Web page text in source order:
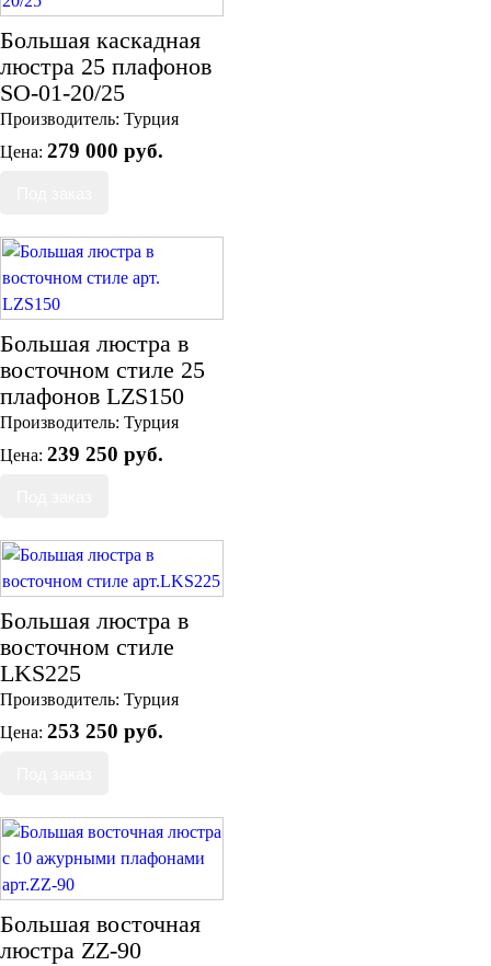
Большая каскадная
люстра 25 плафонов
SO-01-20/25
Производитель: Турция
Цена: 279 000 руб.
Большая люстра в
восточном стиле 25
плафонов LZS150
Производитель: Турция
Цена: 239 250 руб.
Большая люстра в
восточном стиле
LKS225
Производитель: Турция
Цена: 253 250 руб.
Большая восточная
люстра ZZ-90